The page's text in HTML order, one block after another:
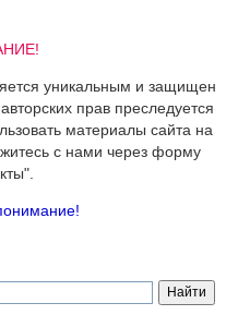
уникальным и защищен
прав преследуется
материалы сайта на
с нами через форму